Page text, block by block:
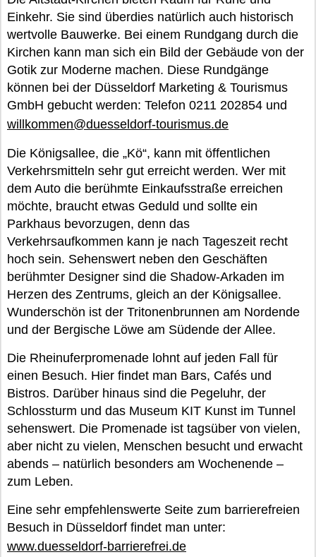
Einkehr. Sie sind überdies natürlich auch historisch
wertvolle Bauwerke. Bei einem Rundgang durch die
Kirchen kann man sich ein Bild der Gebäude von der
Gotik zur Moderne machen. Diese Rundgänge
können bei der Düsseldorf Marketing & Tourismus
GmbH gebucht werden: Telefon 0211 202854 und
willkommen@duesseldorf-tourismus.de
Die Königsallee, die „Kö“, kann mit öffentlichen
Verkehrsmitteln sehr gut erreicht werden. Wer mit
dem Auto die berühmte Einkaufsstraße erreichen
möchte, braucht etwas Geduld und sollte ein
Parkhaus bevorzugen, denn das
Verkehrsaufkommen kann je nach Tageszeit recht
hoch sein. Sehenswert neben den Geschäften
berühmter Designer sind die Shadow-Arkaden im
Herzen des Zentrums, gleich an der Königsallee.
Wunderschön ist der Tritonenbrunnen am Nordende
und der Bergische Löwe am Südende der Allee.
Die Rheinuferpromenade lohnt auf jeden Fall für
einen Besuch. Hier findet man Bars, Cafés und
Bistros. Darüber hinaus sind die Pegeluhr, der
Schlossturm und das Museum KIT Kunst im Tunnel
sehenswert. Die Promenade ist tagsüber von vielen,
aber nicht zu vielen, Menschen besucht und erwacht
abends – natürlich besonders am Wochenende –
zum Leben.
Eine sehr empfehlenswerte Seite zum barrierefreien
Besuch in Düsseldorf findet man unter:
www.duesseldorf-barrierefrei.de